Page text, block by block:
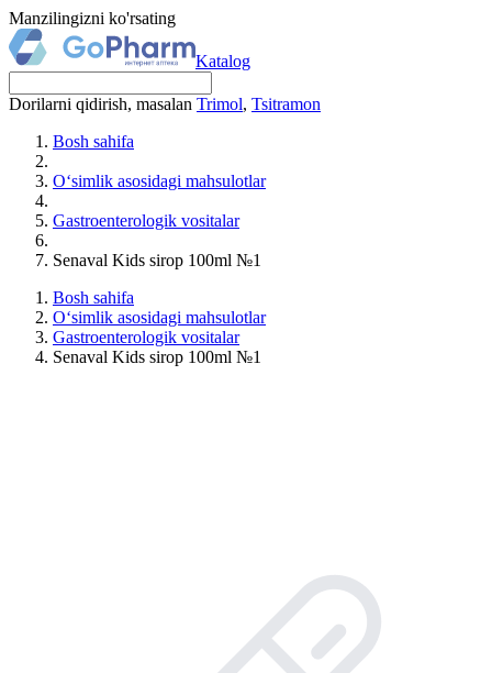
Manzilingizni ko'rsating
Katalog
Dorilarni qidirish, masalan Trimol, Tsitramon
Bosh sahifa
O‘simlik asosidagi mahsulotlar
Gastroenterologik vositalar
Senaval Kids sirop 100ml №1
Bosh sahifa
O‘simlik asosidagi mahsulotlar
Gastroenterologik vositalar
Senaval Kids sirop 100ml №1